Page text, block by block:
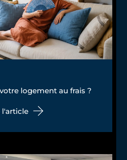
logement au frais ?
l'article